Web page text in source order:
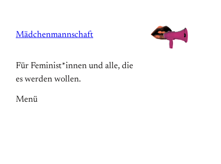
springen
Mädchenmannschaft
Für Feminist*innen und alle, die
es werden wollen.
Menü